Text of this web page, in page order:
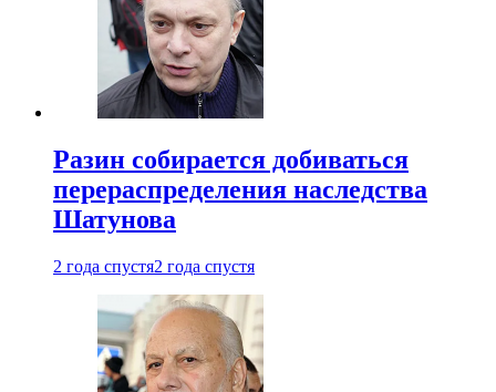
Разин собирается добиваться
перераспределения наследства
Шатунова
2 года спустя2 года спустя